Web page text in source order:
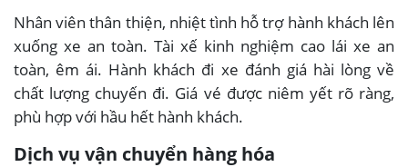
Nhân viên thân thiện, nhiệt tình hỗ trợ hành khách lên
xuống xe an toàn. Tài xế kinh nghiệm cao lái xe an
toàn, êm ái. Hành khách đi xe đánh giá hài lòng về
chất lượng chuyến đi. Giá vé được niêm yết rõ ràng,
phù hợp với hầu hết hành khách.
Dịch vụ vận chuyển hàng hóa